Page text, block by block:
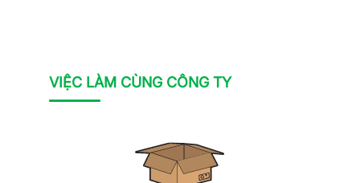
VIỆC LÀM CÙNG CÔNG TY